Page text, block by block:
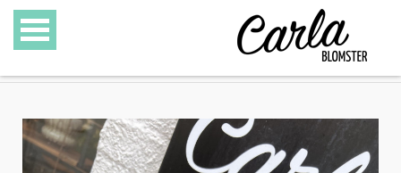
SPECIALITETER